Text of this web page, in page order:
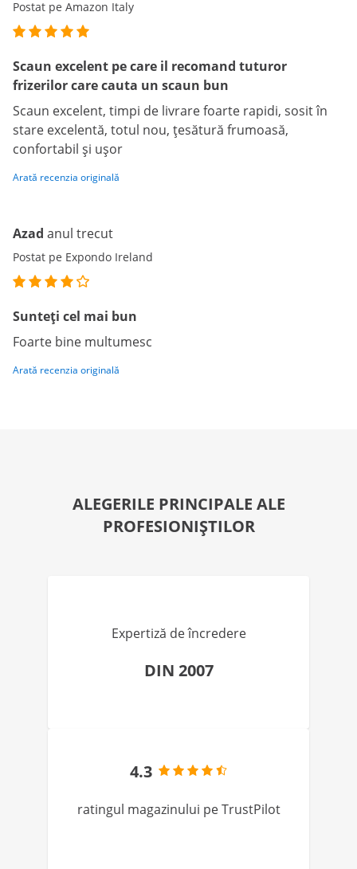
Postat pe Amazon Italy
Scaun excelent pe care il recomand tuturor
frizerilor care cauta un scaun bun
Scaun excelent, timpi de livrare foarte rapidi, sosit în
stare excelentă, totul nou, țesătură frumoasă,
confortabil și ușor
Arată recenzia originală
Azad anul trecut
Postat pe Expondo Ireland
Sunteţi cel mai bun
Foarte bine multumesc
Arată recenzia originală
ALEGERILE PRINCIPALE ALE
PROFESIONIȘTILOR
Expertiză de încredere
DIN 2007
4.3
ratingul magazinului pe TrustPilot